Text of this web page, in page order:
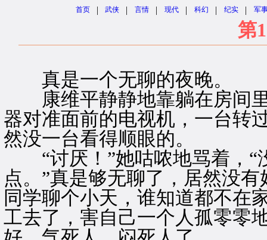
首页 | 武侠 | 言情 | 现代 | 科幻 | 纪实 | 军
第
真是一个无聊的夜晚。
康维平静静地靠躺在房间里
器对准面前的电视机，一台转
然没一台看得顺眼的。
“讨厌！”她咕哝地骂着，“
点。”真是够无聊了，居然没
同学聊个小天，谁知道都不在
工去了，害自己一个人孤零零